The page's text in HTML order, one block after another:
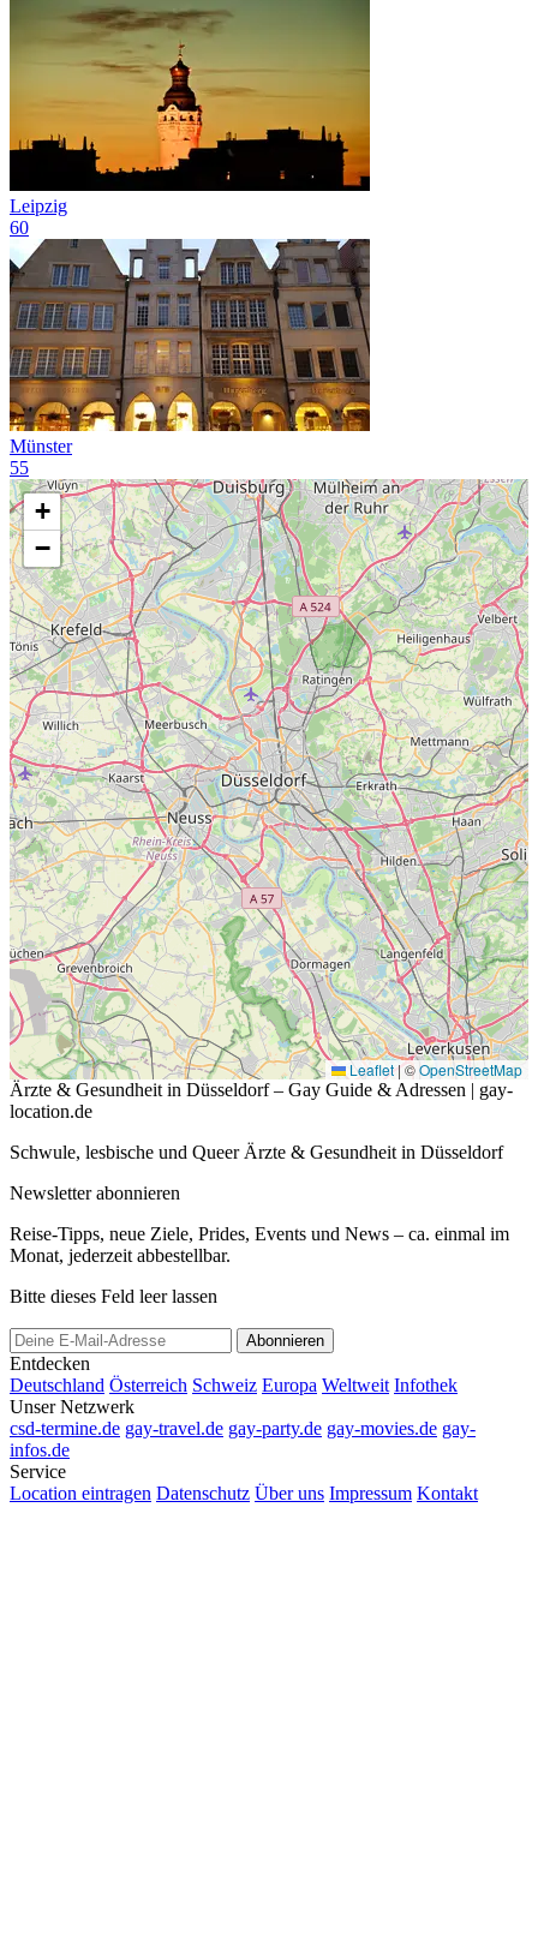
Leipzig
60
Münster
55
+
−
Leaflet|©OpenStreetMap
Ärzte & Gesundheit in Düsseldorf – Gay Guide & Adressen | gay-
location.de
Schwule, lesbische und Queer Ärzte & Gesundheit in Düsseldorf
Newsletter abonnieren
Reise-Tipps, neue Ziele, Prides, Events und News – ca. einmal im
Monat, jederzeit abbestellbar.
Bitte dieses Feld leer lassen
Abonnieren
Entdecken
Deutschland Österreich Schweiz Europa Weltweit Infothek
Unser Netzwerk
csd-termine.de gay-travel.de gay-party.de gay-movies.de gay-
infos.de
Service
Location eintragen Datenschutz Über uns Impressum Kontakt